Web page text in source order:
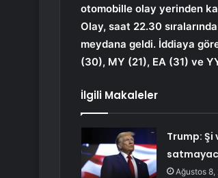
otomobille olay yerinden
Olay, saat 22.30
meydana geldi. İddiaya
(30), MY (21), EA (31) ve
İlgili Makaleler
Trump: Şi
Ağustos 8,